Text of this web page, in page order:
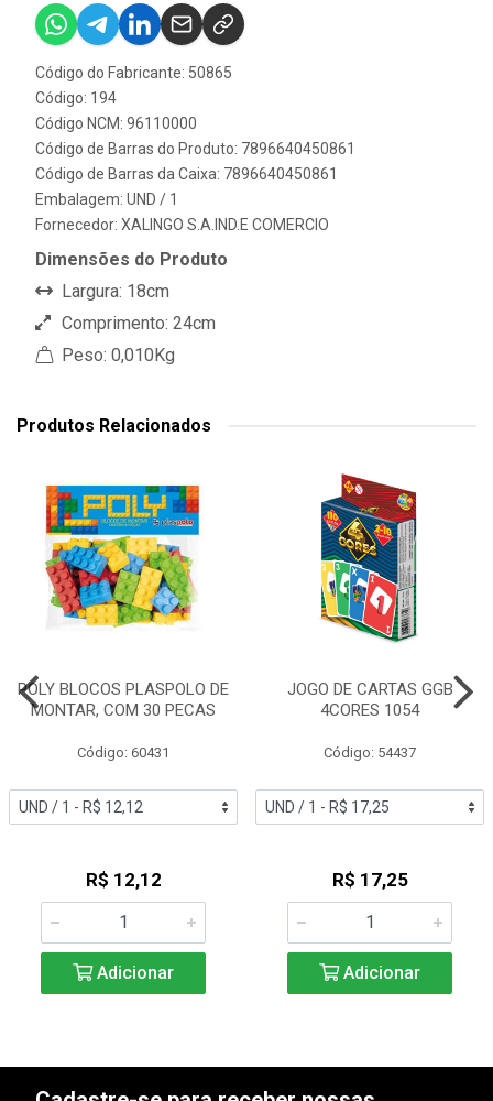
Código do Fabricante: 50865
Código: 194
Código NCM: 96110000
Código de Barras do Produto: 7896640450861
Código de Barras da Caixa: 7896640450861
Embalagem: UND / 1
Fornecedor: XALINGO S.A.IND.E COMERCIO
Dimensões do Produto
Largura: 18cm
Comprimento: 24cm
Peso: 0,010Kg
Produtos Relacionados
POLY BLOCOS PLASPOLO DE
MONTAR, COM 30 PECAS
Código: 60431
R$ 12,12
Adicionar
JOGO DE CARTAS GGB
4CORES 1054
Código: 54437
R$ 17,25
Adicionar